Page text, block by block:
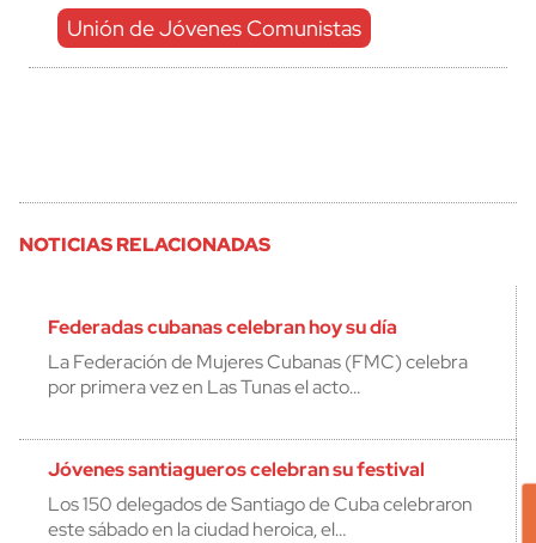
Unión de Jóvenes Comunistas
NOTICIAS RELACIONADAS
Federadas cubanas celebran hoy su día
La Federación de Mujeres Cubanas (FMC) celebra
por primera vez en Las Tunas el acto…
Jóvenes santiagueros celebran su festival
Los 150 delegados de Santiago de Cuba celebraron
este sábado en la ciudad heroica, el…